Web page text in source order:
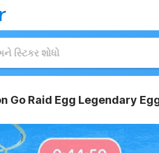
Go Raid Egg Legendary